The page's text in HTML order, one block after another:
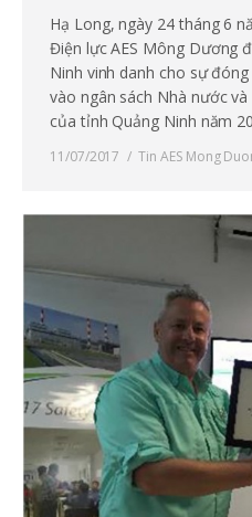
Hạ Long, ngày 24 tháng 6
Điện lực AES Mông Dương
Ninh vinh danh cho sự
vào ngân sách Nhà nước
của tỉnh Quảng Ninh năm
11/07/2017 Tin AES Mong